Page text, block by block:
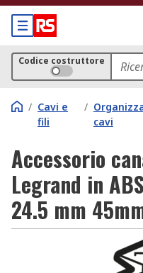
Codice costruttore
/ Cavi e
fili
/
cavi
Accessorio
Legrand in
24.5 mm